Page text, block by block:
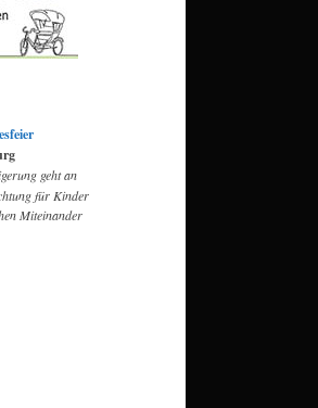
geht an
für Kinder
Miteinander